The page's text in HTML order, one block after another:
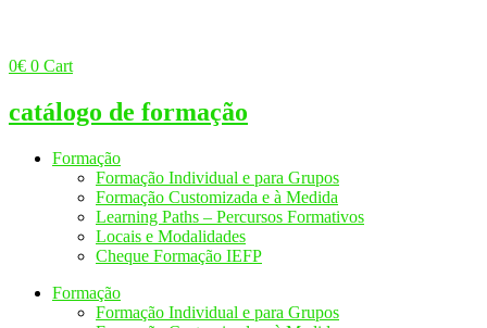
0€ 0 Cart
catálogo de formação
Formação
Formação Individual e para Grupos
Formação Customizada e à Medida
Learning Paths – Percursos Formativos
Locais e Modalidades
Cheque Formação IEFP
Formação
Formação Individual e para Grupos